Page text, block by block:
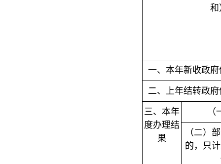
和
一、本年新收政
二、上年结转政
三、本年
度办理结
果
（二）
的，只